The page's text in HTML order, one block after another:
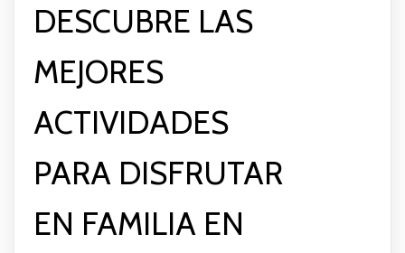
DESCUBRE LAS
MEJORES
ACTIVIDADES
PARA DISFRUTAR
EN FAMILIA EN